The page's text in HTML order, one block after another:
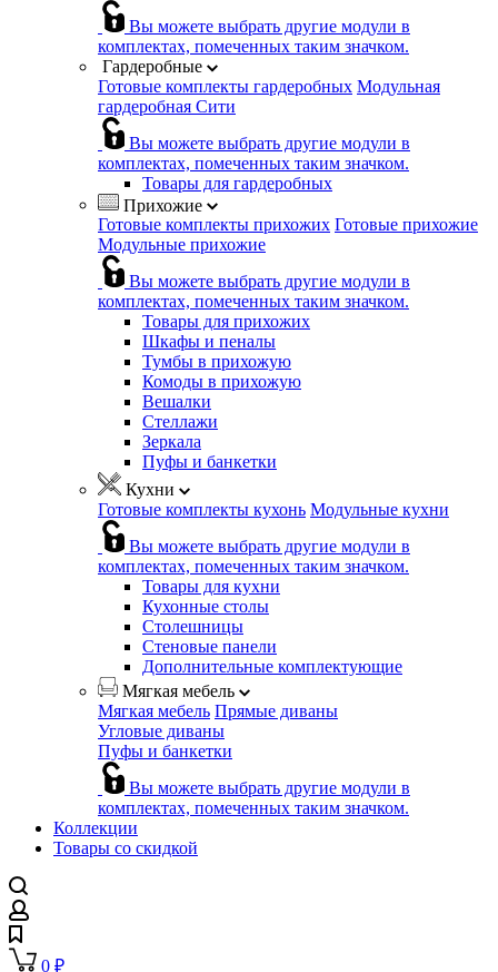
Вы можете выбрать другие модули в
комплектах, помеченных таким значком.
Гардеробные
Готовые комплекты гардеробных Модульная
гардеробная Сити
Вы можете выбрать другие модули в
комплектах, помеченных таким значком.
Товары для гардеробных
Прихожие
Готовые комплекты прихожих Готовые прихожие
Модульные прихожие
Вы можете выбрать другие модули в
комплектах, помеченных таким значком.
Товары для прихожих
Шкафы и пеналы
Тумбы в прихожую
Комоды в прихожую
Вешалки
Стеллажи
Зеркала
Пуфы и банкетки
Кухни
Готовые комплекты кухонь Модульные кухни
Вы можете выбрать другие модули в
комплектах, помеченных таким значком.
Товары для кухни
Кухонные столы
Столешницы
Стеновые панели
Дополнительные комплектующие
Мягкая мебель
Мягкая мебель Прямые диваны
Угловые диваны
Пуфы и банкетки
Вы можете выбрать другие модули в
комплектах, помеченных таким значком.
Коллекции
Товары со скидкой
0 ₽